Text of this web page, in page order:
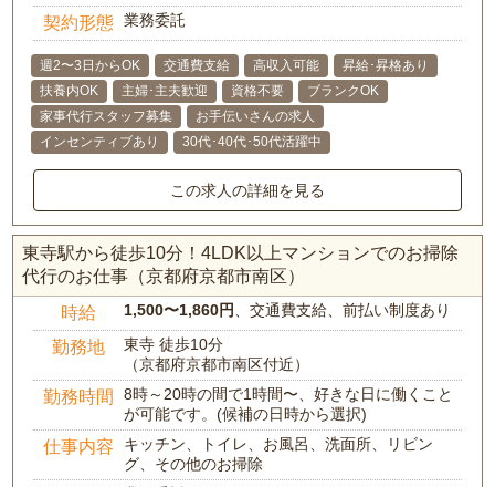
契約形態 業務委託
週2〜3日からOK 交通費支給 高収入可能
昇給･昇格あり
扶養内OK
主婦･主夫歓迎 資格不要
ブランクOK
家事代行スタッフ募集
お手伝いさんの求人
インセンティブあり
30代･40代･50代活躍中
この求人の詳細を見る
東寺駅から徒歩10分！4LDK以上マンションでのお掃除
代行のお仕事（京都府京都市南区）
時給 1,500〜1,860円 、交通費支給、前払い制度あり
勤務地
東寺 徒歩10分
（京都府京都市南区付近）
勤務時間
8時～20時の間で1時間〜、好きな日に働くこと
が可能です。(候補の日時から選択)
仕事内容
キッチン、トイレ、お風呂、洗面所、リビン
グ、その他のお掃除